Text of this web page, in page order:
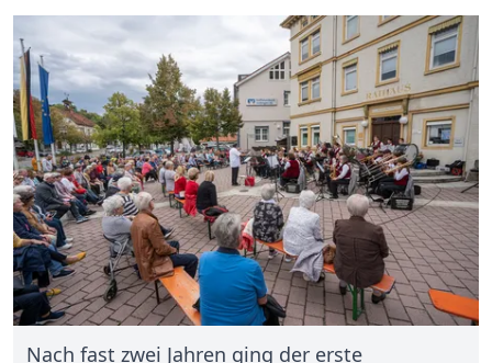
Nach fast zwei Jahren ging der erste